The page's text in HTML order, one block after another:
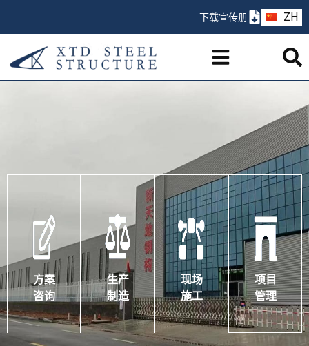
下载宣传册 ZH
PT
方案
咨询
生产
制造
现场
施工
项目
管理